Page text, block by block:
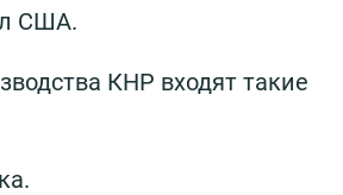
США.
КНР входят такие